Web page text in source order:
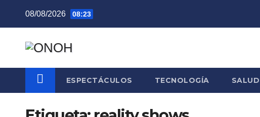
08/08/2026 08:23
ESPECTÁCULOS TECNOLOGÍA SALUD